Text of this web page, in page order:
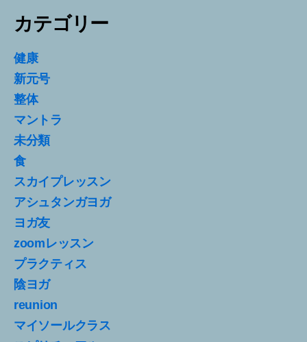
カテゴリー
健康
新元号
整体
マントラ
未分類
食
スカイプレッスン
アシュタンガヨガ
ヨガ友
zoomレッスン
プラクティス
陰ヨガ
reunion
マイソールクラス